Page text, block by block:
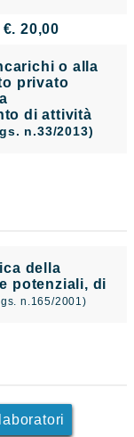
€. 20,00
o alla
privato
di attività
n.33/2013)
della
potenziali, di
n.165/2001)